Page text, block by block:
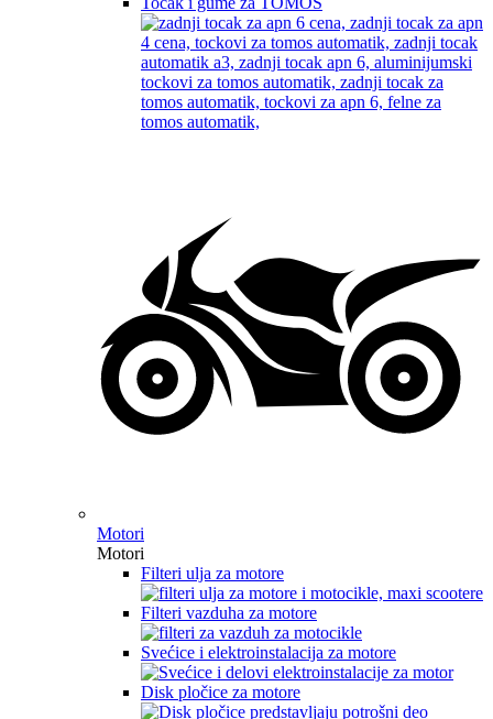
Motori
Motori
Filteri ulja za motore
Filteri vazduha za motore
Svećice i elektroinstalacija za motore
Disk pločice za motore